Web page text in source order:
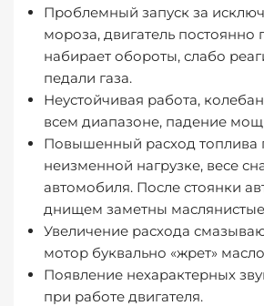
Проблемный запуск за
мороза, двигатель постоянно
набирает обороты, слабо
педали газа.
Неустойчивая работа,
всем диапазоне, падение
Повышенный расход топлива
неизменной нагрузке, весе
автомобиля. После стоянки
днищем заметны
Увеличение расхода
мотор буквально «жрет»
Появление нехарактерных
при работе двигателя.